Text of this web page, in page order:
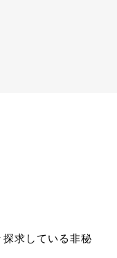
求している非秘